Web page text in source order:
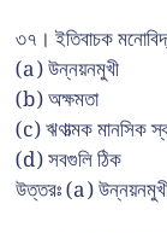
৩৭। ইতিবাচক
(a) উন্নয়নমুখী
(b) অক্ষমতা
(c) ঋণাত্মক মানসিক
(d) সবগুলি ঠিক
উত্তরঃ (a)